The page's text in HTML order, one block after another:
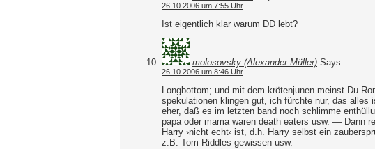
26.10.2006 um 7:55 Uhr
Ist eigentlich klar warum DD lebt?
molosovsky (Alexander Müller) Says:
26.10.2006 um 8:46 Uhr
Longbottom; und mit dem krötenjunen meinst Du
spekulationen klingen gut, ich fürchte nur, das
eher, daß es im letzten band noch schlimme
papa oder mama waren death eaters usw. — Dann
Harry ›nicht echt‹ ist, d.h. Harry selbst ein
z.B. Tom Riddles gewissen usw.